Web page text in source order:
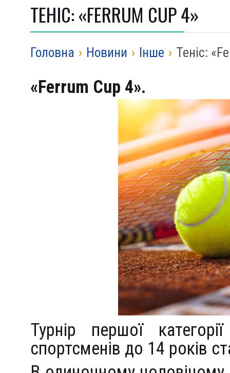
ТЕНІС: «FERRUM CUP 4»
Головна › Новини › Iнше › Теніс:
«Ferrum Cup 4».
Турнір першої
спортсменів до 14 років